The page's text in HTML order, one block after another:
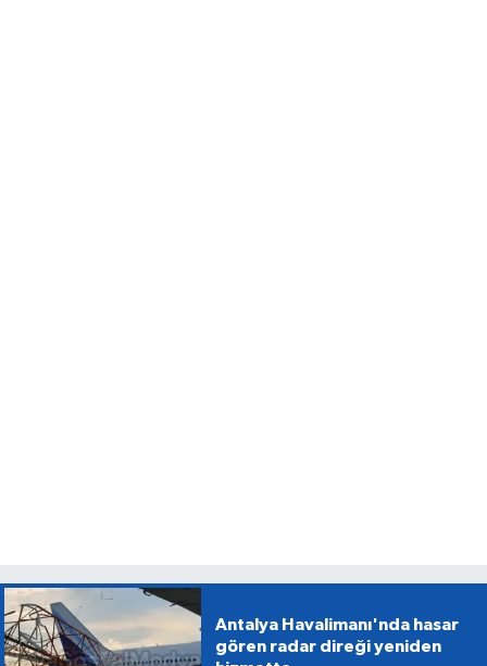
Antalya Havalimanı'nda hasar
gören radar direği yeniden